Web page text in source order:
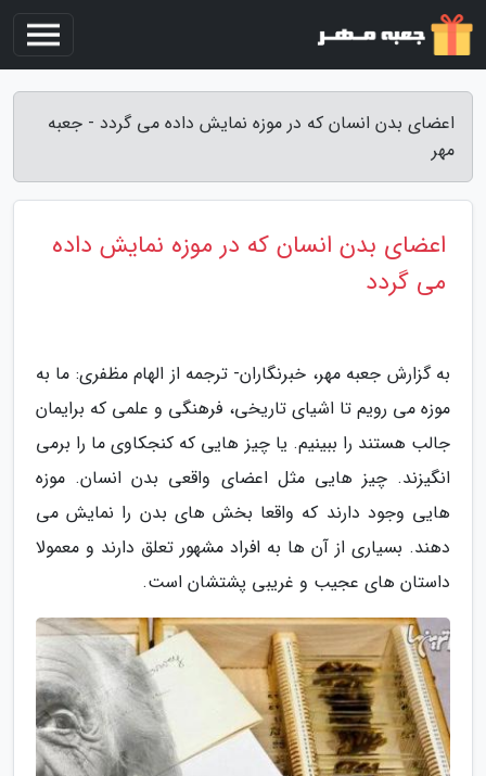
اعضای بدن انسان که در موزه نمایش داده می گردد - جعبه
مهر
اعضای بدن انسان که در موزه نمایش داده
می گردد
به گزارش جعبه مهر، خبرنگاران- ترجمه از الهام مظفری: ما به
موزه می رویم تا اشیای تاریخی، فرهنگی و علمی که برایمان
جالب هستند را ببینیم. یا چیز هایی که کنجکاوی ما را برمی
انگیزند. چیز هایی مثل اعضای واقعی بدن انسان. موزه
هایی وجود دارند که واقعا بخش های بدن را نمایش می
دهند. بسیاری از آن ها به افراد مشهور تعلق دارند و معمولا
داستان های عجیب و غریبی پشتشان است.